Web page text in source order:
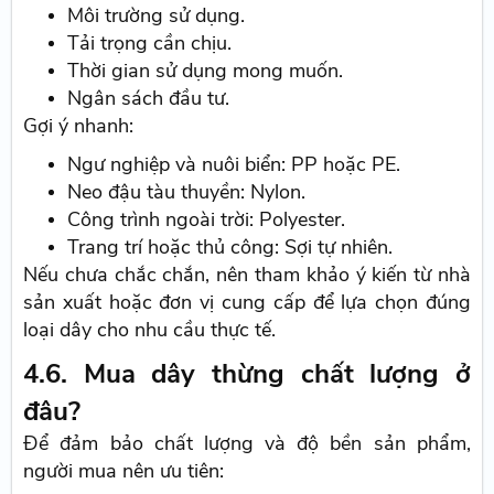
Môi trường sử dụng.
Tải trọng cần chịu.
Thời gian sử dụng mong muốn.
Ngân sách đầu tư.
Gợi ý nhanh:
Ngư nghiệp và nuôi biển: PP hoặc PE.
Neo đậu tàu thuyền: Nylon.
Công trình ngoài trời: Polyester.
Trang trí hoặc thủ công: Sợi tự nhiên.
Nếu chưa chắc chắn, nên tham khảo ý kiến từ nhà
sản xuất hoặc đơn vị cung cấp để lựa chọn đúng
loại dây cho nhu cầu thực tế.
4.6. Mua dây thừng chất lượng ở
đâu?
Để đảm bảo chất lượng và độ bền sản phẩm,
người mua nên ưu tiên: